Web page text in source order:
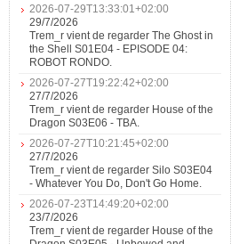
Redemption2026-07-29T13:33:01+02:00
29/7/2026
Trem_r vient de regarder The Ghost in
the Shell S01E04 - EPISODE 04:
ROBOT RONDO.
2026-07-27T19:22:42+02:00
27/7/2026
Trem_r vient de regarder House of the
Dragon S03E06 - TBA.
2026-07-27T10:21:45+02:00
27/7/2026
Trem_r vient de regarder Silo S03E04
- Whatever You Do, Don't Go Home.
2026-07-23T14:49:20+02:00
23/7/2026
Trem_r vient de regarder House of the